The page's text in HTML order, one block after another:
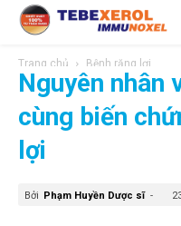
Trang chủ Bệnh răng lợi
Nguyên nhân
cùng biến
lợi
Bởi Phạm Huyền Dược sĩ -